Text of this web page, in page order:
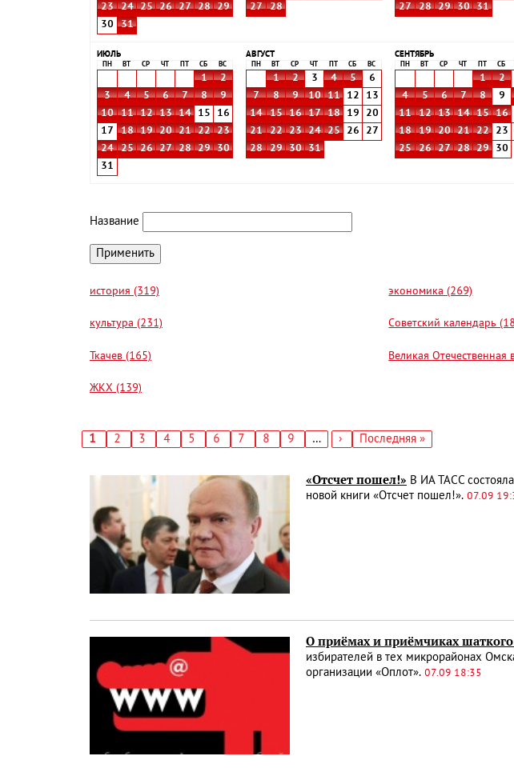
23
24 25 26 27 28
29
30
31
27
28
27
28 29 30 31
ИЮЛЬ
ПН ВТ СР ЧТ СБ ВС
1
2
3
4 5 6 7 8
9
10
11 12 13 14 15
16
17
18 19 20 21 22
23
24
25 26 27 28 29
30
31
АВГУСТ
ПН ВТ СР ЧТ СБ ВС
1 2 3 4 5
6
7
8 9 10 11 12
13
14
15 16 17 18 19
20
21
22 23 24 25 26
27
28
29 30 31
СЕНТЯБРЬ
ПН ВТ СР ЧТ СБ
1 2
4
5 6 7 8 9
11
12 13 14 15 16
18
19 20 21 22 23
25
26 27 28 29 30
Название
история (319) экономика (269)
культура (231) Советский календарь
Ткачев (165) Великая Отечественная
ЖКХ (139)
Текущая
1 Страница
2 Страница
3 Страница
4 Страница
5 Страница
6 Страница
7 Страница
8 Страница
9 …
Следующая
›
Последняя
Последняя »
«Отсчет пошел!» В ИА ТАСС
новой книги «Отсчет пошел!». 07.09
О приёмах и приёмчиках
избирателей в тех микрорайонах
организации «Оплот». 07.09 18:35